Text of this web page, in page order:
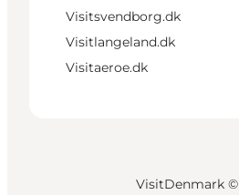
Visitsvendborg.dk
Visitlangeland.dk
Visitaeroe.dk
VisitDenmark ©